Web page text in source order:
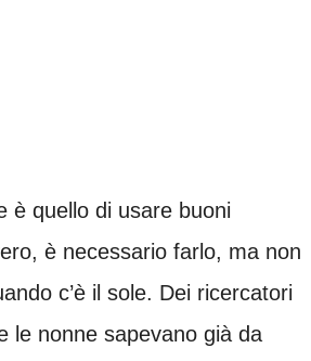
è quello di usare buoni
è necessario farlo, ma non
c’è il sole. Dei ricercatori
le nonne sapevano già da